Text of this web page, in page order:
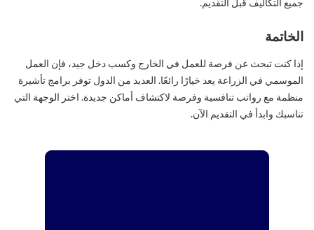
جميع التكاليف قبل التقديم.
الخاتمة
إذا كنت تبحث عن فرصة للعمل في الخارج وكسب دخل جيد، فإن العمل
الموسمي في الزراعة يعد خيارًا رائعًا. العديد من الدول توفر برامج تأشيرة
منظمة مع رواتب تنافسية وفرصة لاكتشاف أماكن جديدة. اختر الوجهة التي
تناسبك وابدأ في التقديم الآن.